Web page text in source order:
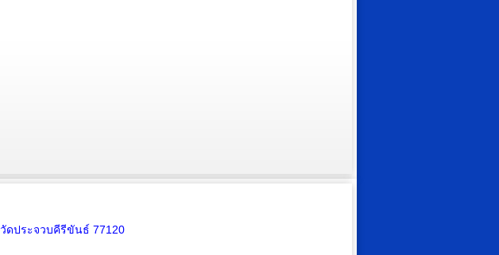
ดประจวบคีรีขันธ์ 77120